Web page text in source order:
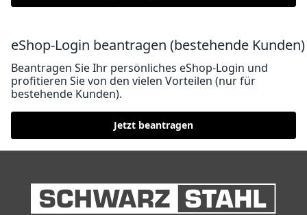
eShop-Login beantragen (bestehende Kunden)
Beantragen Sie Ihr persönliches eShop-Login und
profitieren Sie von den vielen Vorteilen (nur für
bestehende Kunden).
Jetzt beantragen